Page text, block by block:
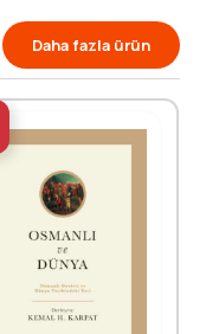
Daha fazla ürün